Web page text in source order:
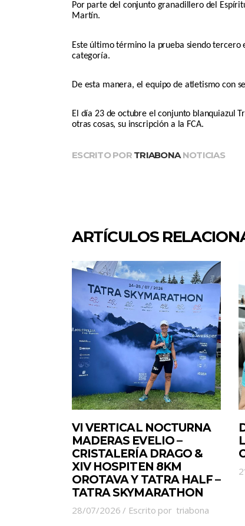
Por parte del conjunto granadillero del
Martín.
Este último término la prueba siendo tercero
categoría.
De esta manera, el equipo de atletismo con
El día 23 de octubre el conjunto blanquiazul
otras cosas, su inscripción a la FCA.
ESCRITO POR TRIABONA NOTICIAS
ARTÍCULOS
VI VERTICAL NOCTURNA
MADERAS EVELIO –
CRISTALERÍA DRAGO &
XIV HOSPITEN 8KM
OROTAVA Y TATRA HALF –
TATRA SKYMARATHON
28/07/2026 Escrito por triabona